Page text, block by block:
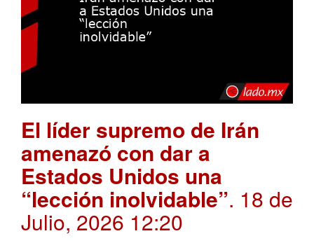
El líder supremo de Irán
amenazó con dar a
Estados Unidos una
“lección inolvidable”. 18 de
Julio, 2026 12:20